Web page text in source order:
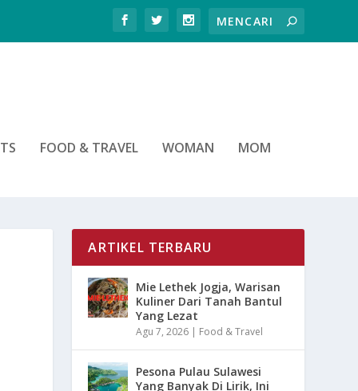
FOOD & TRAVEL WOMAN MOM
ARTIKEL TERBARU
Mie Lethek Jogja, Warisan
Kuliner Dari Tanah Bantul
Yang Lezat
Agu 7, 2026 | Food & Travel
Pesona Pulau Sulawesi
Yang Banyak Di Lirik, Ini